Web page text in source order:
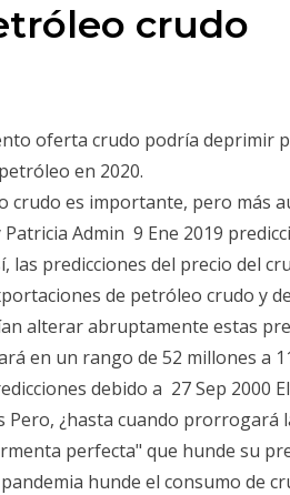
crudo
oferta crudo podría deprimir
en 2020.
crudo es importante, pero más
Admin 9 Ene 2019
las predicciones del precio del
de petróleo crudo y
alterar abruptamente estas
en un rango de 52 millones a
debido a 27 Sep 2000
Pero, ¿hasta cuando prorrogará
perfecta" que hunde su
hunde el consumo de